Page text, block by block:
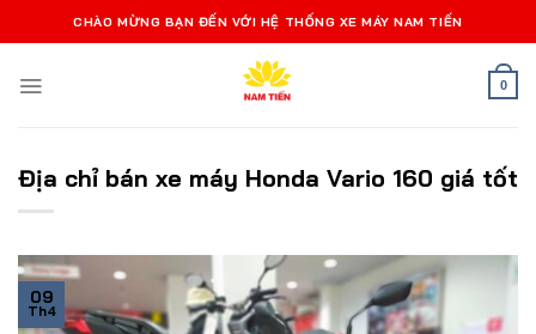
qua
dung
CHÀO MỪNG BẠN ĐẾN VỚI HỆ THỐNG XE MÁY NAM TIẾN
0
Địa chỉ bán xe máy Honda Vario 160 giá tốt
09
Th4